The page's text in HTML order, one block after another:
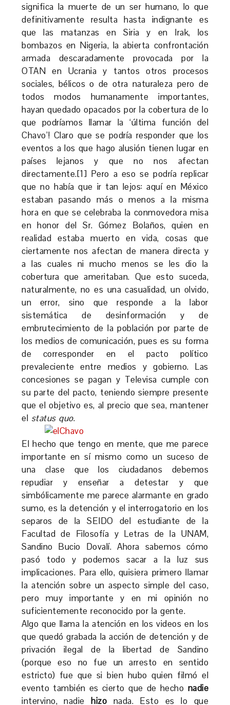
significa la muerte de un ser humano, lo que
definitivamente resulta hasta indignante es
que las matanzas en Siria y en Irak, los
bombazos en Nigeria, la abierta confrontación
armada descaradamente provocada por la
OTAN en Ucrania y tantos otros procesos
sociales, bélicos o de otra naturaleza pero de
todos modos humanamente importantes,
hayan quedado opacados por la cobertura de lo
que podríamos llamar la ‘última función del
Chavo’! Claro que se podría responder que los
eventos a los que hago alusión tienen lugar en
países lejanos y que no nos afectan
directamente.[1] Pero a eso se podría replicar
que no había que ir tan lejos: aquí en México
estaban pasando más o menos a la misma
hora en que se celebraba la conmovedora misa
en honor del Sr. Gómez Bolaños, quien en
realidad estaba muerto en vida, cosas que
ciertamente nos afectan de manera directa y
a las cuales ni mucho menos se les dio la
cobertura que ameritaban. Que esto suceda,
naturalmente, no es una casualidad, un olvido,
un error, sino que responde a la labor
sistemática de desinformación y de
embrutecimiento de la población por parte de
los medios de comunicación, pues es su forma
de corresponder en el pacto político
prevaleciente entre medios y gobierno. Las
concesiones se pagan y Televisa cumple con
su parte del pacto, teniendo siempre presente
que el objetivo es, al precio que sea, mantener
el status quo.
El hecho que tengo en mente, que me parece
importante en sí mismo como un suceso de
una clase que los ciudadanos debemos
repudiar y enseñar a detestar y que
simbólicamente me parece alarmante en grado
sumo, es la detención y el interrogatorio en los
separos de la SEIDO del estudiante de la
Facultad de Filosofía y Letras de la UNAM,
Sandino Bucio Dovalí. Ahora sabemos cómo
pasó todo y podemos sacar a la luz sus
implicaciones. Para ello, quisiera primero llamar
la atención sobre un aspecto simple del caso,
pero muy importante y en mi opinión no
suficientemente reconocido por la gente.
Algo que llama la atención en los videos en los
que quedó grabada la acción de detención y de
privación ilegal de la libertad de Sandino
(porque eso no fue un arresto en sentido
estricto) fue que si bien hubo quien filmó el
evento también es cierto que de hecho nadie
intervino, nadiehizo nada. Esto es lo que